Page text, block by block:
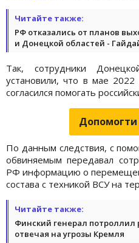
Читайте также:
РФ отказались от планов
и Донецкой областей -
Так, сотрудники
установили, что в мае
согласился помогать
По данным следствия, с
обвиняемым передавал
РФ информацию о
состава с техникой ВСУ на
Читайте также:
Финский генерал потроллил
отвечая на угрозы Кремля